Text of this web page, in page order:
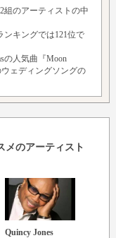
組のアーティストの中
ンキングでは121位で
の人気曲『Moon
ェディングソングの
メのアーティスト
Quincy Jones